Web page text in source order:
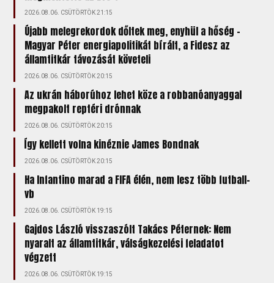
2026.08.06. CSÜTÖRTÖK 21:15
Újabb melegrekordok dőltek meg, enyhül a hőség –
Magyar Péter energiapolitikát bírált, a Fidesz az
államtitkár távozását követeli
2026.08.06. CSÜTÖRTÖK 20:15
Az ukrán háborúhoz lehet köze a robbanóanyaggal
megpakolt reptéri drónnak
2026.08.06. CSÜTÖRTÖK 20:15
Így kellett volna kinéznie James Bondnak
2026.08.06. CSÜTÖRTÖK 20:15
Ha Infantino marad a FIFA élén, nem lesz több futball-
vb
2026.08.06. CSÜTÖRTÖK 19:15
Gajdos László visszaszólt Takács Péternek: Nem
nyaralt az államtitkár, válságkezelési feladatot
végzett
2026.08.06. CSÜTÖRTÖK 19:15